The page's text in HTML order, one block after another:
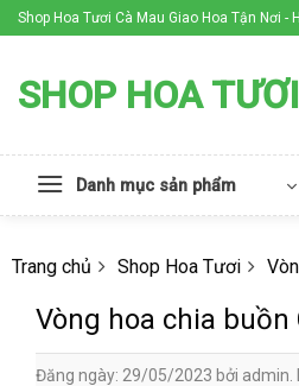
Skip
to
Shop Hoa Tươi Cà Mau Giao Hoa Tận Nơi -
SHOP HOA
Danh mục sản phẩm
Trang chủ Shop Hoa Tươi
Vòng hoa chia buồn
Đăng ngày: 29/05/2023 bởi admin.